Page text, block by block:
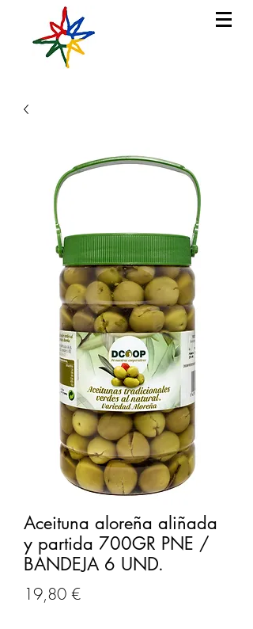
Aceituna aloreña aliñada
y partida 700GR PNE /
BANDEJA 6 UND.
19,80 €Precio